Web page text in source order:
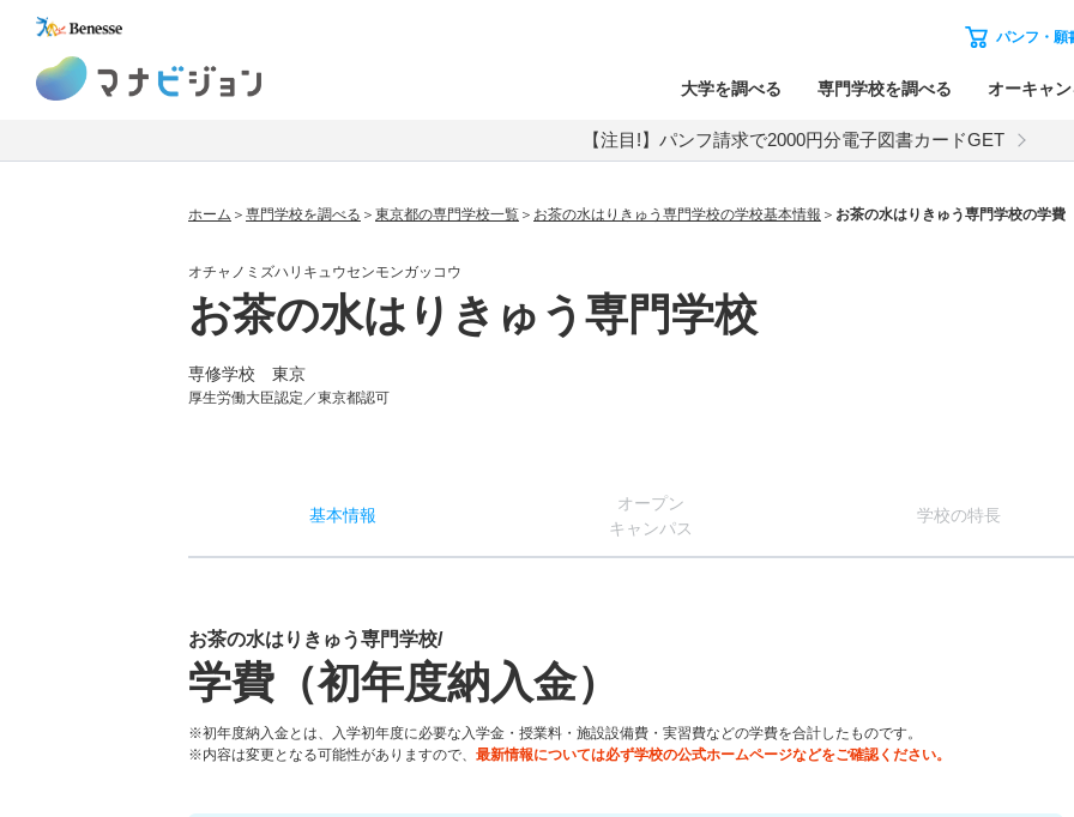
パンフ・願
大学を調べる 専門学校を調べる オーキャ
【注目!】パンフ請求で2000円分電子図書カードGET
ホーム 専門学校を調べる 東京都の専門学校一覧 お茶の水はりきゅう専門学校の学校基本情報 お茶の水はりきゅう専門学校の学費
オチャノミズハリキュウセンモンガッコウ
お茶の水はりきゅう専門学校
専修学校 東京
厚生労働大臣認定／東京都認可
基本情報
オープン
キャンパス
学校の特長
お茶の水はりきゅう専門学校/
学費（初年度納入金）
※初年度納入金とは、入学初年度に必要な入学金・授業料・施設設備費・実習費などの学費を合計したものです。
※内容は変更となる可能性がありますので、 最新情報については必ず学校の公式ホームページなどをご確認ください。